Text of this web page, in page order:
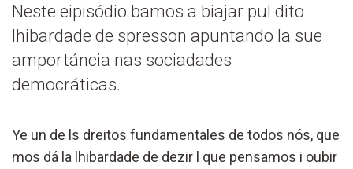
Neste eipisódio bamos a biajar pul dito
lhibardade de spresson apuntando la sue
amportáncia nas sociadades
democráticas.
Ye un de ls dreitos fundamentales de todos nós, que
mos dá la lhibardade de dezir l que pensamos i oubir